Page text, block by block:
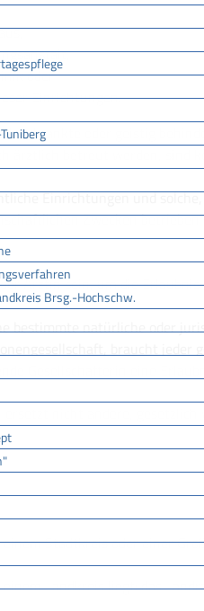
Brsg.-Hochschw.
oder
Einrichtungen.
erkrankte oder geistig
ärztlich betreut werden, sind
Einrichtungen und
Zwecken
Ärztin sein, um die
bestimmte natürliche oder
braucht jeder
Gesellschafterin eine
ersetzt nicht andere, gesetzlich
Stadtkreis oder einer
Landkreis liegt: das